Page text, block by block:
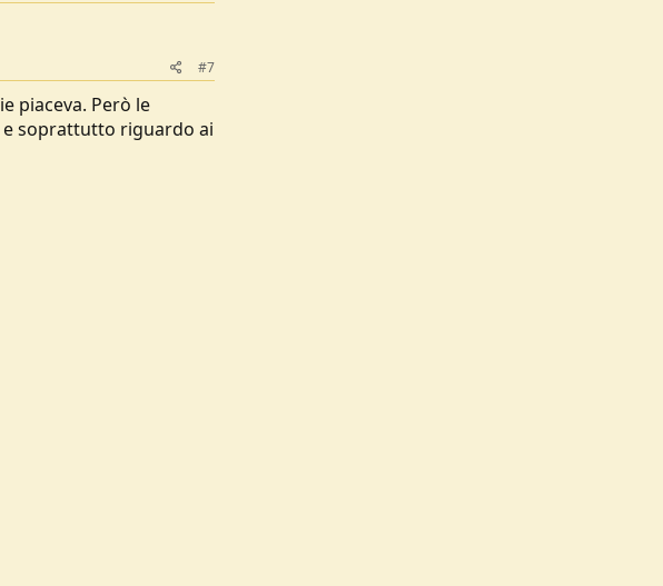
#7
piaceva. Però le
soprattutto riguardo ai